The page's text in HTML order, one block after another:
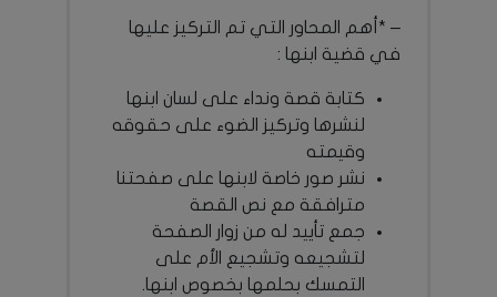
– *أهم المحاور التي تم التركيز عليها
في قضية ابنها :
كتابة قصة ونداء على لسان ابنها
لنشرها وتركيز الضوء على حقوقه
وقيمته
نشر صور خاصة لابنها على صفحتنا
مترافقة مع نص القصة
جمع تأييد له من زوار الصفحة
لتشجيعه وتشجيع الأم على
التمسك بحلمها بخصوص ابنها.